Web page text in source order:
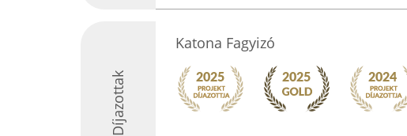
Díjazottak
Katona Fagyizó